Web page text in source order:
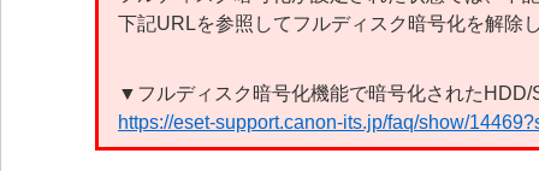
下記URLを参照してフルディスク暗号化を解除
▼フルディスク暗号化機能で暗号化された
https://eset-support.canon-its.jp/faq/show/